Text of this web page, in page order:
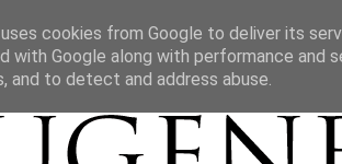
cookies from Google to deliver its
with Google along with performance
and to detect and address abuse.